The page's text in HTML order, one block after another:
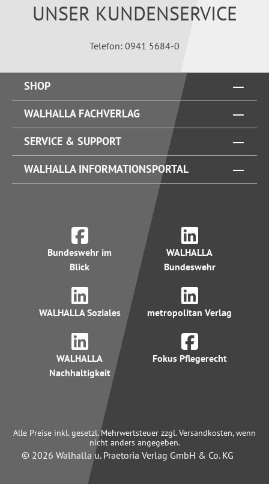
UNSER KUNDENSERVICE
Telefon: 0941 5684-0
SHOP
WALHALLA FACHVERLAG
SERVICE & SUPPORT
WALHALLA INFORMATIONSPORTAL
Bundeswehr im
Blick
WALHALLA
Bundeswehr
WALHALLA Soziales metropolitan Verlag
WALHALLA
Nachhaltigkeit
Fokus Pflegerecht
Alle Preise inkl. gesetzl. Mehrwertsteuer zzgl. Versandkosten, wenn
nicht anders angegeben.
© 2026 Walhalla u. Praetoria Verlag GmbH & Co. KG